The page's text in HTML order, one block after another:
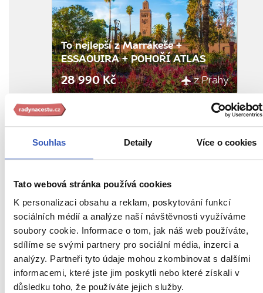
Souhlas Detaily Více o cookies
Tato webová stránka používá cookies
K personalizaci obsahu a reklam, poskytování funkcí
sociálních médií a analýze naší návštěvnosti využíváme
soubory cookie. Informace o tom, jak náš web používáte,
sdílíme se svými partnery pro sociální média, inzerci a
analýzy. Partneři tyto údaje mohou zkombinovat s dalšími
informacemi, které jste jim poskytli nebo které získali v
důsledku toho, že používáte jejich služby.
oblíbených
To nejlepší z Marrákeše +
ESSAOUIRA + POHOŘÍ ATLAS
28 990 Kč z Prahy
Nejnovější ohlas od cestovatele
pomoci a odpověděla na všechny mé
otázky.
Zobrazit všechny ohlasy
PŘEČTĚTE SI TAKÉ